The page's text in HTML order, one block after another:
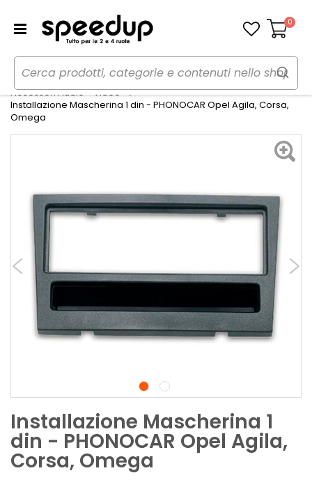
Carrello
0
Home Auto
Audio elettronica mobile
Accessori Audio - Video
Installazione Mascherina 1 din - PHONOCAR Opel Agila, Corsa,
Omega
Installazione Mascherina 1
din - PHONOCAR Opel Agila,
Corsa, Omega